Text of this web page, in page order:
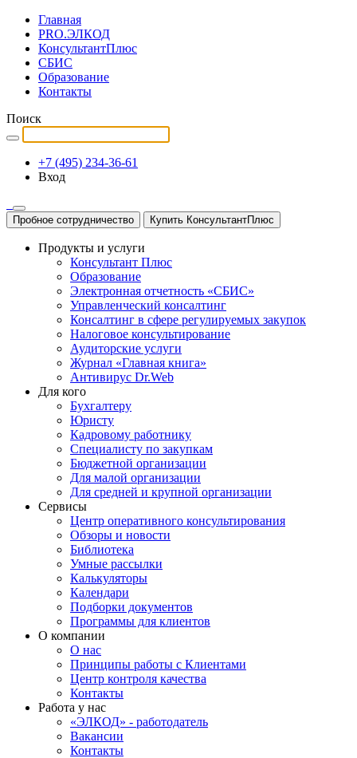
Главная
PRO.ЭЛКОД
КонсультантПлюс
СБИС
Образование
Контакты
Поиск
+7 (495) 234-36-61
Вход
Пробное сотрудничество Купить КонсультантПлюс
Продукты и услуги
Консультант Плюс
Образование
Электронная отчетность «СБИС»
Управленческий консалтинг
Консалтинг в сфере регулируемых закупок
Налоговое консультирование
Аудиторские услуги
Журнал «Главная книга»
Антивирус Dr.Web
Для кого
Бухгалтеру
Юристу
Кадровому работнику
Специалисту по закупкам
Бюджетной организации
Для малой организации
Для средней и крупной организации
Сервисы
Центр оперативного консультирования
Обзоры и новости
Библиотека
Умные рассылки
Калькуляторы
Календари
Подборки документов
Программы для клиентов
О компании
О нас
Принципы работы с Клиентами
Центр контроля качества
Контакты
Работа у нас
«ЭЛКОД» - работодатель
Вакансии
Контакты